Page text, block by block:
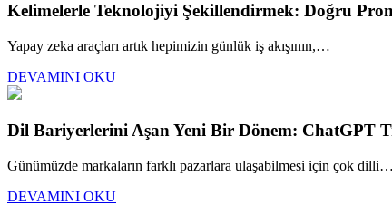
Kelimelerle Teknolojiyi Şekillendirmek: Doğru
Yapay zeka araçları artık hepimizin günlük iş akışının,…
DEVAMINI OKU
Dil Bariyerlerini Aşan Yeni Bir Dönem: ChatGPT
Günümüzde markaların farklı pazarlara ulaşabilmesi için çok dilli…
DEVAMINI OKU